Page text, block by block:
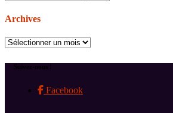
Archives
Archives
Suivez-nous !
Facebook